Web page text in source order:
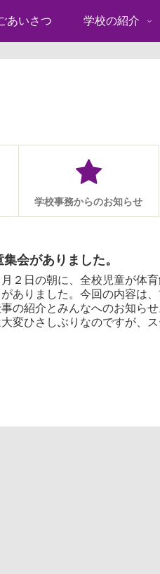
あいさつ 学校の紹介
学校事務からのお知らせ
集会がありました。
２日の朝に、全校児童が体育
ありました。今回の内容は
の紹介とみんなへのお知ら
変ひさしぶりなのですが、